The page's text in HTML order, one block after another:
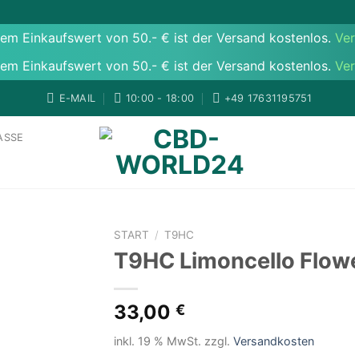
Einkaufswert von 50.- € ist der Versand kostenlos.
Einkaufswert von 50.- € ist der Versand kostenlos.
E-MAIL 10:00 - 18:00 ‪+49 17631195751
START / T9HC
T9HC Limoncello
33,00 €
inkl. 19 % MwSt. zzgl. Versandkosten